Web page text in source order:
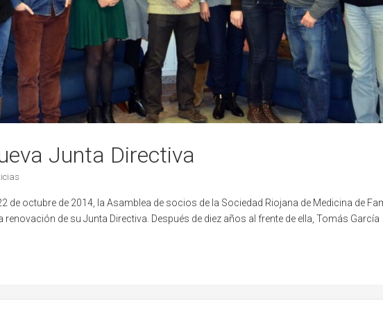
Junta Directiva
de octubre de 2014, la Asamblea de socios de la Sociedad Riojana de Medicina de
de su Junta Directiva. Después de diez años al frente de ella, Tomás García